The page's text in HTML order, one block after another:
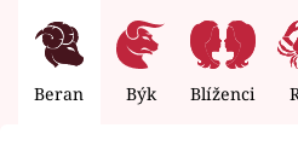
Beran Býk Blíženci